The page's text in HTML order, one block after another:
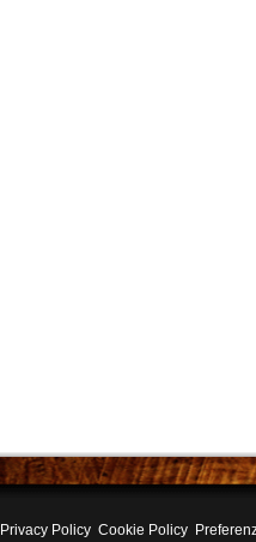
Privacy Policy Cookie Policy